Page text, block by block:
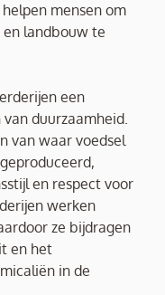
mensen om
landbouw te
een
duurzaamheid.
van waar voedsel
en respect voor
werken
ze bijdragen
en het
in de